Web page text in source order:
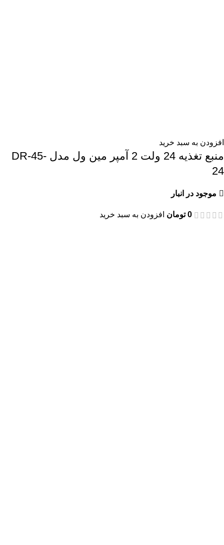
افزودن به سبد خرید
منبع تغذیه 24 ولت 2 آمپر مین ول مدل DR-45-
24
موجود در انبار
0 تومان افزودن به سبد خرید